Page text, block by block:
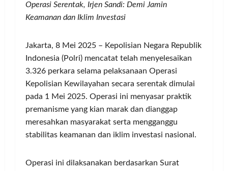
Operasi Serentak, Irjen Sandi: Demi Jamin
Keamanan dan Iklim Investasi
Jakarta, 8 Mei 2025 – Kepolisian Negara Republik
Indonesia (Polri) mencatat telah menyelesaikan
3.326 perkara selama pelaksanaan Operasi
Kepolisian Kewilayahan secara serentak dimulai
pada 1 Mei 2025. Operasi ini menyasar praktik
premanisme yang kian marak dan dianggap
meresahkan masyarakat serta mengganggu
stabilitas keamanan dan iklim investasi nasional.
Operasi ini dilaksanakan berdasarkan Surat